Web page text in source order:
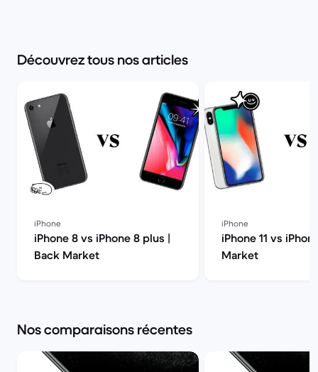
Découvrez tous nos articles
iPhone
iPhone 8 vs iPhone 8 plus |
Back Market
iPhone
iPhone 11 vs
Market
Nos comparaisons récentes